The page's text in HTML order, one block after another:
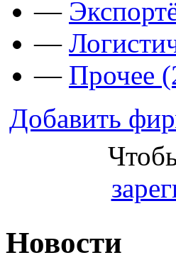
—
—
— Прочее
Добавить
Новости